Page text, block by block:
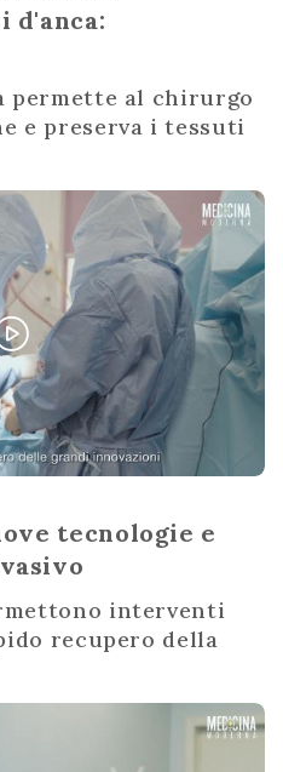
d'anca:
permette al chirurgo
e preserva i tessuti
tecnologie e
interventi
recupero della